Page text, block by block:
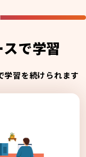
で学習
学習を続けられます